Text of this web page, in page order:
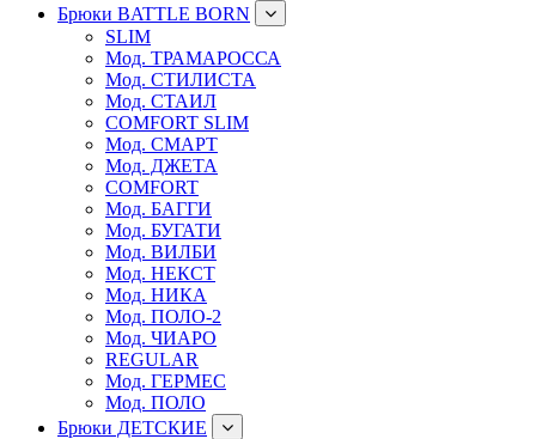
Брюки BATTLE BORN
SLIM
Мод. ТРАМАРОССА
Мод. СТИЛИСТА
Мод. СТАИЛ
COMFORT SLIM
Мод. СМАРТ
Мод. ДЖЕТА
COMFORT
Мод. БАГГИ
Мод. БУГАТИ
Мод. ВИЛБИ
Мод. НЕКСТ
Мод. НИКА
Мод. ПОЛО-2
Мод. ЧИАРО
REGULAR
Мод. ГЕРМЕС
Мод. ПОЛО
Брюки ДЕТСКИЕ